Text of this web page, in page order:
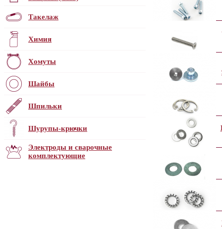
Такелаж
Химия
Хомуты
Шайбы
Шпильки
Шурупы-крючки
Электроды и сварочные
комплектующие